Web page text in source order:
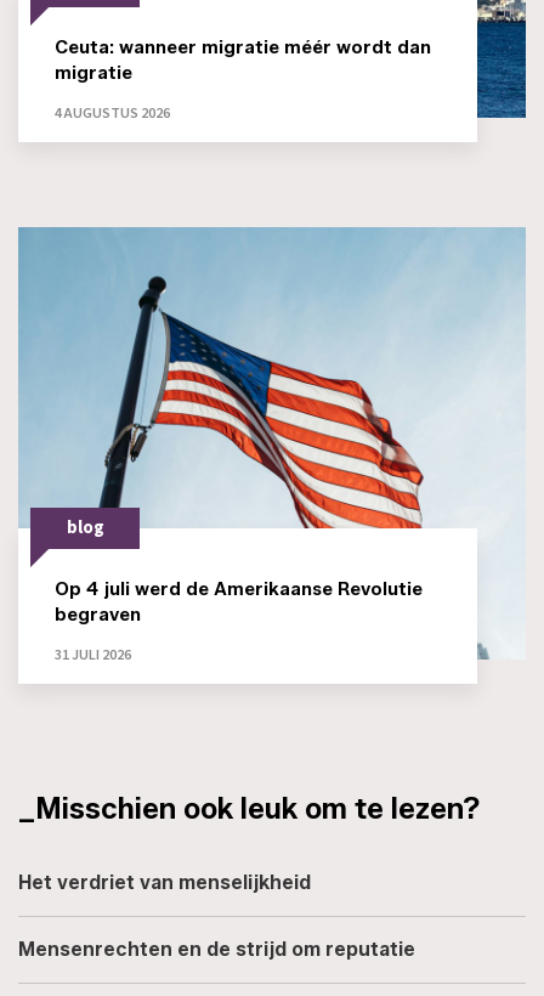
Ceuta: wanneer migratie méér wordt dan
migratie
4 AUGUSTUS 2026
blog
Op 4 juli werd de Amerikaanse Revolutie
begraven
31 JULI 2026
_Misschien ook leuk om te lezen?
Het verdriet van menselijkheid
Mensenrechten en de strijd om reputatie